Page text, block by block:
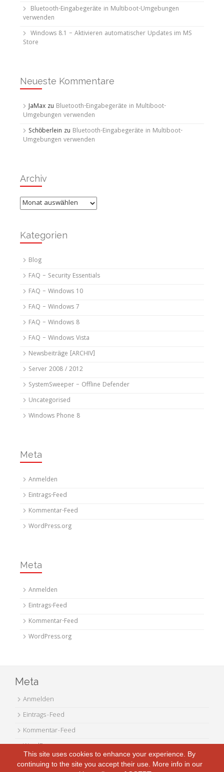
Bluetooth-Eingabegeräte in Multiboot-Umgebungen
verwenden
Windows 8.1 – Aktivieren automatischer Updates im MS
Store
Neueste Kommentare
JaMax zu Bluetooth-Eingabegeräte in Multiboot-
Umgebungen verwenden
Schöberlein zu Bluetooth-Eingabegeräte in Multiboot-
Umgebungen verwenden
Archiv
Archiv
Kategorien
Blog
FAQ – Security Essentials
FAQ – Windows 10
FAQ – Windows 7
FAQ – Windows 8
FAQ – Windows Vista
Newsbeiträge [ARCHIV]
Server 2008 / 2012
SystemSweeper – Offline Defender
Uncategorised
Windows Phone 8
Meta
Anmelden
Eintrags-Feed
Kommentar-Feed
WordPress.org
Meta
Anmelden
Eintrags-Feed
Kommentar-Feed
WordPress.org
This site uses cookies to enhance your experience. By
continuing to the site you accept their use. More info in our
Meta
Anmelden
Eintrags-Feed
Kommentar-Feed
WordPress.org